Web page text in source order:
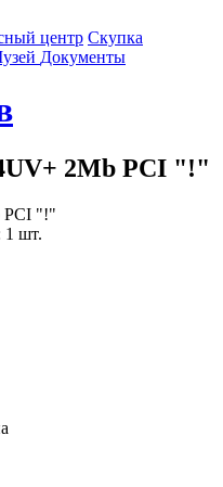
центр Cкупка
Документы
2Mb PCI "!"
1 шт.